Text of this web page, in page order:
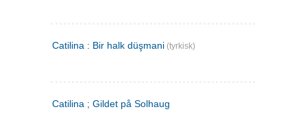
Catilina : Bir halk düşmani (tyrkisk)
Catilina ; Gildet på Solhaug